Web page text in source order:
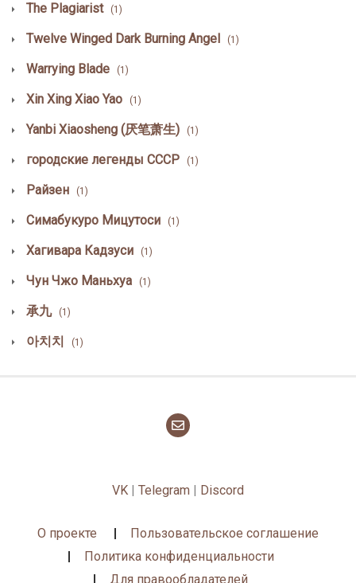
The Plagiarist (1)
Twelve Winged Dark Burning Angel (1)
Warrying Blade (1)
Xin Xing Xiao Yao (1)
Yanbi Xiaosheng (厌笔萧生) (1)
городские легенды СССР (1)
Райзен (1)
Симабукуро Мицутоси (1)
Хагивара Кадзуси (1)
Чун Чжо Маньхуа (1)
承九 (1)
아치치 (1)
VK Telegram Discord
О проекте
Пользовательское соглашение
Политика конфиденциальности
Для правообладателей